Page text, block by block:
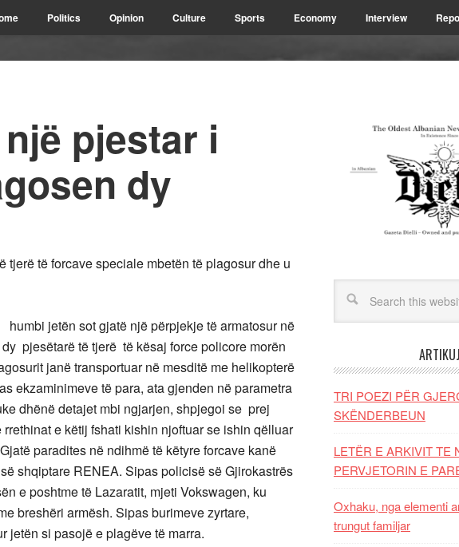
Politics Opinion Culture Sports Economy Interview
pjestar i
dy
të forcave speciale mbetën të plagosur dhe u
jetën sot gjatë një përpjekje të armatosur në
pjesëtarë të tjerë të kësaj force policore morën
janë transportuar në mesditë me helikopterë
ekzaminimeve të para, ata gjenden në parametra
dhënë detajet mbi ngjarjen, shpjegoi se prej
e këtij fshati kishin njoftuar se ishin qëlluar
paradites në ndihmë të këtyre forcave kanë
shqiptare RENEA. Sipas policisë së Gjirokastrës
e poshtme të Lazaratit, mjeti Vokswagen, ku
breshëri armësh. ​Sipas burimeve zyrtare,
jetë​n si pasojë e plagëve të marra.
TRI POEZI PËR
SKËNDERBEUN
LETËR E ARKIVIT TE
PERVJETORIN E
Oxhaku, nga elementi
trungut familjar